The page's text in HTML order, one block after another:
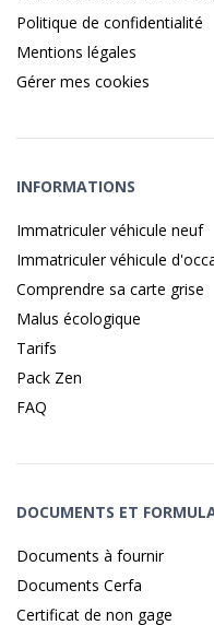
Politique de confidentialité
Mentions légales
Gérer mes cookies
INFORMATIONS
Immatriculer véhicule neuf
Immatriculer véhicule
Comprendre sa carte grise
Malus écologique
Tarifs
Pack Zen
FAQ
DOCUMENTS ET
Documents à fournir
Documents Cerfa
Certificat de non gage